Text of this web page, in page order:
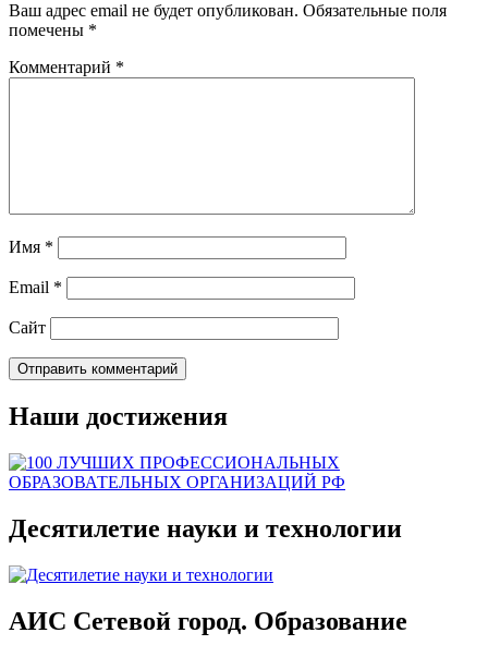
Ваш адрес email не будет опубликован. Обязательные поля
помечены *
Комментарий *
Имя *
Email *
Сайт
Наши достижения
Десятилетие науки и технологии
АИС Сетевой город. Образование